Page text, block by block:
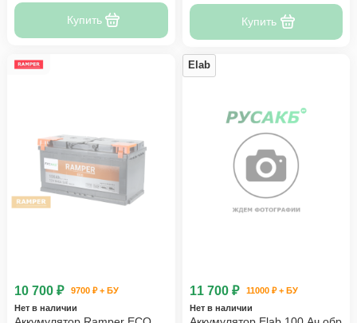
Купить Купить
10 700 ₽
9700 ₽ + БУ
Нет в наличии
Elab
11 700 ₽
11000 ₽ + БУ
Нет в наличии